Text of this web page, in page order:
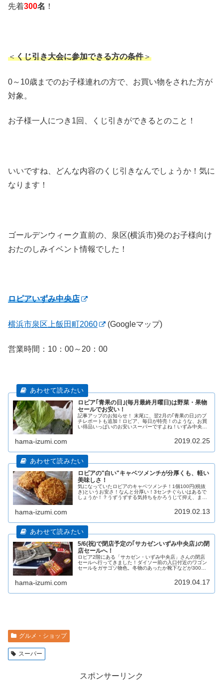
先着300名 ！
＜くじ引き大会に参加できる方の条件＞
0～10歳までのお子様連れの方で、お買い物をされた方が
対象。
お子様一人につき1回、くじ引きができるとのこと！
いいですね、どんな内容のくじ引きなんでしょうか！気に
なります！
ゴールデンウィーク直前の、泉区(横浜市)発のお子様向け
おたのしみイベント情報でした！
ロピアいずみ中央店
横浜市泉区上飯田町2060 (Googleマップ)
営業時間：10：00～20：00
ロピア｢青果の日｣(毎月最終月曜日)は野菜・果物
セールでお安い！
記事アップのお知らせ！ 末尾に、翌2月の｢青果の日｣のプ
チレポートも追加！ロピア、毎日が特売！のような、お買
い得品いっぱいのお安いスーパーですよね！いずみ中央店
hama-izumi.com 2019.02.25
ロピアの"白い"キャベツメンチが分厚くも、軽い
美味しさ！
気になっていたロピアのキャベツメンチ！1個100円(税抜
き)というお安さ！なんと分厚い！3センチぐらいはあるで
しょうか！？うずうずする気持ちをかろうじて抑え、まず
hama-izumi.com 2019.02.13
5/6(祝)で閉店予定の｢サカゼンいずみ中央店｣の閉
店セールへ！
ロピア2階にある「サカゼン・いずみ中央店」さんの閉店
セールへ行ってきました！ダイソー前の入口付近のワゴン
セールをガサゴソ物色。冬物のあったか靴下などが300円
hama-izumi.com 2019.04.17
グルメ・ショップ
スーパー
スポンサーリンク